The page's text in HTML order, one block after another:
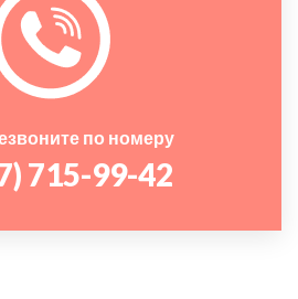
по номеру
715-99-42